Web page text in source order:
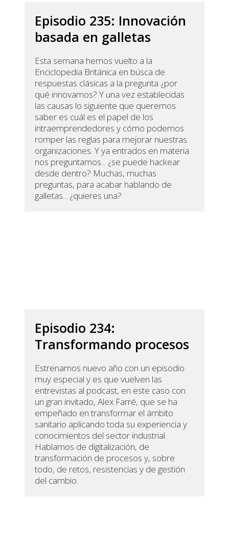
Episodio 235: Innovación
basada en galletas
Esta semana hemos vuelto a la
Enciclopedia Británica en búsca de
respuestas clásicas a la pregunta ¿por
qué innovamos? Y una vez establecidas
las causas lo siguiente que queremos
saber es cuál es el papel de los
intraemprendedores y cómo podemos
romper las reglas para mejorar nuestras
organizaciones. Y ya entrados en materia
nos preguntamos... ¿se puede hackear
desde dentro? Muchas, muchas
preguntas, para acabar hablando de
galletas... ¿quieres una?
Episodio 234:
Transformando procesos
Estrenamos nuevo año con un episodio
muy especial y es que vuelven las
entrevistas al podcast, en este caso con
un gran invitado, Alex Farré, que se ha
empeñado en transformar el ámbito
sanitario aplicando toda su experiencia y
conocimientos del sector industrial.
Hablamos de digitalización, de
transformación de procesos y, sobre
todo, de retos, resistencias y de gestión
del cambio.